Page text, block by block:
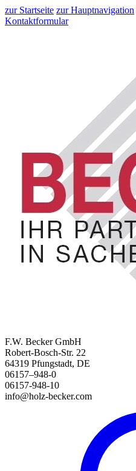
zur Startseite zur Hauptnavigation
Kontaktformular
F.W. Becker GmbH
Robert-Bosch-Str. 22
64319 Pfungstadt, DE
06157–948-0
06157-948-10
info@holz-becker.com